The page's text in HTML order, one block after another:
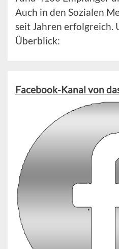
Auch in den Sozialen
seit Jahren erfolgreich.
Überblick:
Facebook-Kanal von